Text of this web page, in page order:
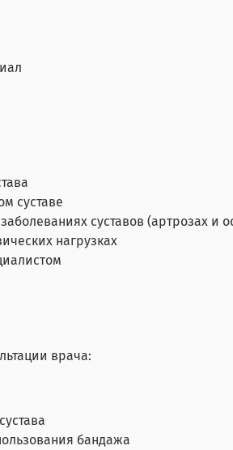
суставе
суставов (артрозах и
нагрузках
врача:
бандажа